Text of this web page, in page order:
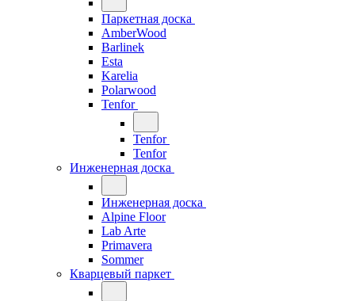
Паркетная доска
AmberWood
Barlinek
Esta
Karelia
Polarwood
Tenfor
Tenfor
Tenfor
Инженерная доска
Инженерная доска
Alpine Floor
Lab Arte
Primavera
Sommer
Кварцевый паркет